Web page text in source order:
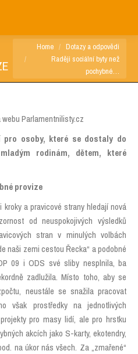
You are here:
Home
Dotazy a odpovědi
Raději sociální byty než
pochybné…
Parlamentnilisty.cz
pro osoby, které se dostaly do
rodinám, dětem, které
provize
a pravicové strany hledají nová
od neuspokojivých výsledků
stran v minulých volbách
naši zemi cestou Řecka“ a podobné
09 i ODS své sliby nesplnila, ba
zadlužila. Místo toho, aby se
neustále se snažila pracovat
však prostředky na jednotlivých
pro masy lidí, ale pro hrstku
akcích jako S-karty, ekotendry,
na úkor nás všech. Za „zmařené“